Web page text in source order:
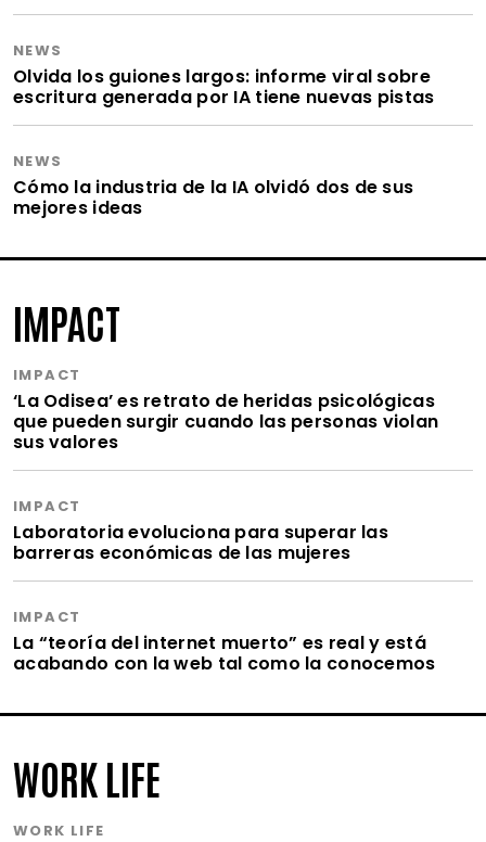
NEWS
Olvida los guiones largos: informe viral sobre
escritura generada por IA tiene nuevas pistas
NEWS
Cómo la industria de la IA olvidó dos de sus
mejores ideas
IMPACT
IMPACT
‘La Odisea’ es retrato de heridas psicológicas
que pueden surgir cuando las personas violan
sus valores
IMPACT
Laboratoria evoluciona para superar las
barreras económicas de las mujeres
IMPACT
La “teoría del internet muerto” es real y está
acabando con la web tal como la conocemos
WORK LIFE
WORK LIFE